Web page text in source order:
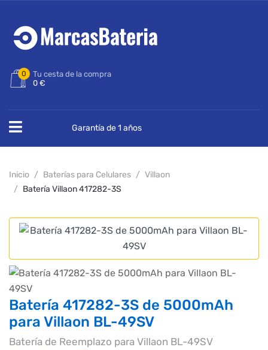
0
Tu cesta de la compra
0 €
Garantía de 1 años
Inicio Baterías para Celulares
Villaon
Batería Villaon 417282-3S
Batería 417282-3S de 5000mAh
para Villaon BL-49SV
Batería de Reemplazo para Villaon BL-49SV